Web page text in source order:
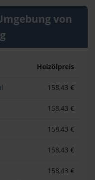
von
Heizölpreis
158,43 €
158,43 €
158,43 €
158,43 €
158,43 €